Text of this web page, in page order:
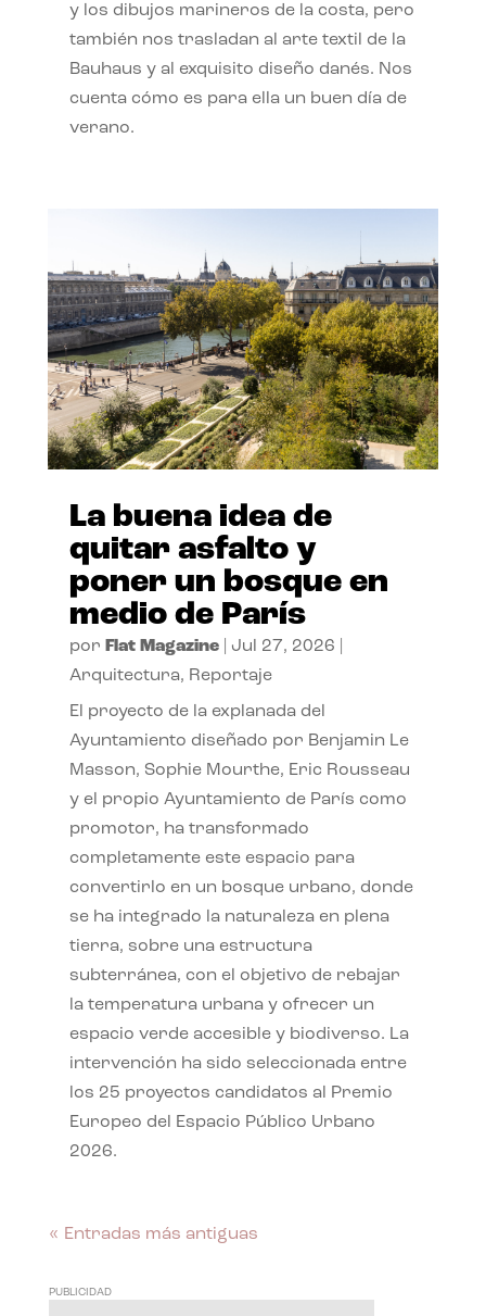
y los dibujos marineros de la costa, pero
también nos trasladan al arte textil de la
Bauhaus y al exquisito diseño danés. Nos
cuenta cómo es para ella un buen día de
verano.
La buena idea de
quitar asfalto y
poner un bosque en
medio de París
por Flat Magazine| Jul 27, 2026
Arquitectura, Reportaje
El proyecto de la explanada del
Ayuntamiento diseñado por Benjamin Le
Masson, Sophie Mourthe, Eric Rousseau
y el propio Ayuntamiento de París como
promotor, ha transformado
completamente este espacio para
convertirlo en un bosque urbano, donde
se ha integrado la naturaleza en plena
tierra, sobre una estructura
subterránea, con el objetivo de rebajar
la temperatura urbana y ofrecer un
espacio verde accesible y biodiverso. La
intervención ha sido seleccionada entre
los 25 proyectos candidatos al Premio
Europeo del Espacio Público Urbano
2026.
« Entradas más antiguas
PUBLICIDAD